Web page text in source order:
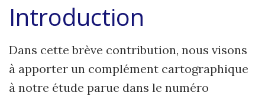
Introduction
Dans cette brève contribution, nous visons
à apporter un complément cartographique
à notre étude parue dans le numéro